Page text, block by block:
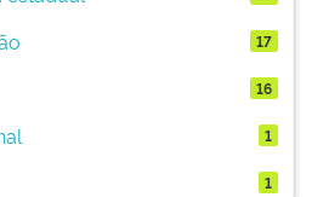
17
16
1
1